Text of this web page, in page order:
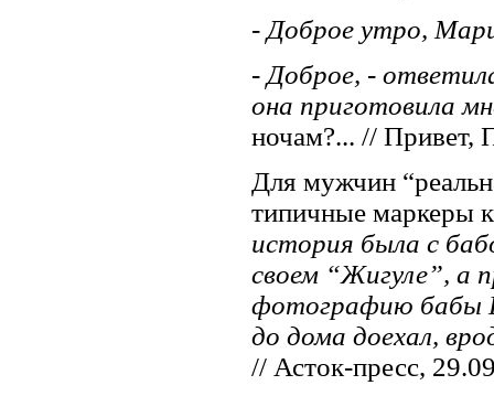
- Доброе утро,
- Доброе, -
она приготовила
ночам?... // Привет,
Для мужчин
типичные маркеры
история была с
своем “Жигуле”, а
фотографию бабы
до дома доехал,
// Асток-пресс,